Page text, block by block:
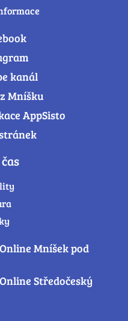
kanál
Mníšku
AppSisto
Mníšek pod
Středočeský